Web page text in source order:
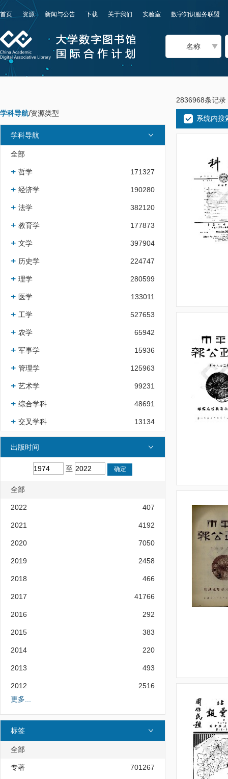
首页 资源 新闻与公告 下载 关于我们 实验室 数字知识服务联盟
名称
学科导航/资源类型
学科导航
全部
哲学 171327
经济学 190280
法学 382120
教育学 177873
文学 397904
历史学 224747
理学 280599
医学 133011
工学 527653
农学 65942
军事学 15936
管理学 125963
艺术学 99231
综合学科 48691
交叉学科 13134
出版时间
至
全部
2022 407
2021 4192
2020 7050
2019 2458
2018 466
2017 41766
2016 292
2015 383
2014 220
2013 493
2012
2516
更多...
标签
全部
专著 701267
2836968条记录
系统内搜